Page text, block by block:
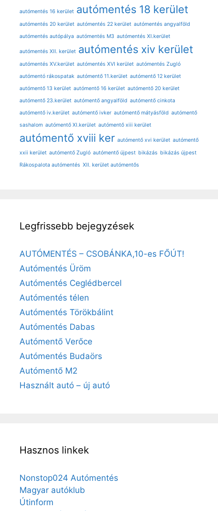
autómentés 16 kerület autómentés 18 kerület
autómentés 20 kerület autómentés 22 kerület autómentés angyalföld
autómentés autópálya autómentés M3 autómentés XI.kerület
autómentés XII. kerület autómentés xiv kerület
autómentés XV.kerület autómentés XVI kerület autómentés Zugló
autómentó rákospatak autómentő 11.kerület autómentő 12 kerület
autómentő 13 kerület autómentő 16 kerület autómentő 20 kerület
autómentő 23.kerület autómentő angyalföld autómentő cinkota
autómentő iv.kerület autómentő ivker autómentő mátyásföld autómentő
sashalom autómentő XI.kerület autómentő xiii kerület
autómentő xviii ker autómentő xvi kerület autómentő
xxii kerület autómentő Zugló autómentő újpest bikázás bikázás újpest
Rákospalota autómentés XII. kerület autómentős
Legfrissebb bejegyzések
AUTÓMENTÉS – CSOBÁNKA,10-es FŐÚT!
Autómentés Üröm
Autómentés Ceglédbercel
Autómentés télen
Autómentés Törökbálint
Autómentés Dabas
Autómentő Verőce
Autómentés Budaörs
Autómentő M2
Használt autó – új autó
Hasznos linkek
Nonstop024 Autómentés
Magyar autóklub
Útinform